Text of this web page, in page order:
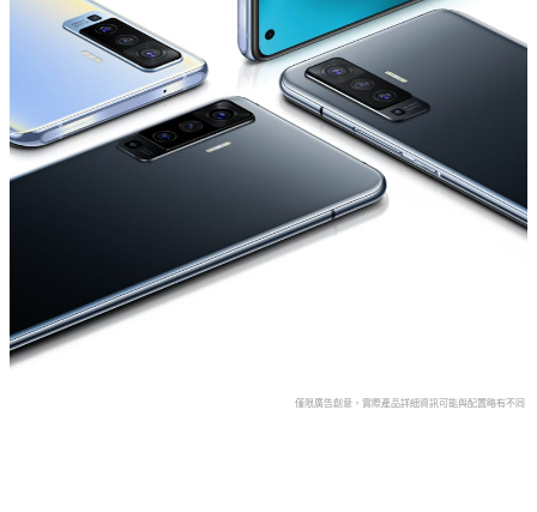
僅限廣告創意，實際產品詳細資訊可能與配置略有不同